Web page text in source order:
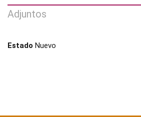
Adjuntos
Estado Nuevo